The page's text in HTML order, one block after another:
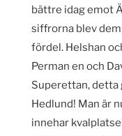
bättre idag emot
siffrorna blev dem
fördel. Helshan
Perman en och
Superettan, detta
Hedlund! Man är
innehar